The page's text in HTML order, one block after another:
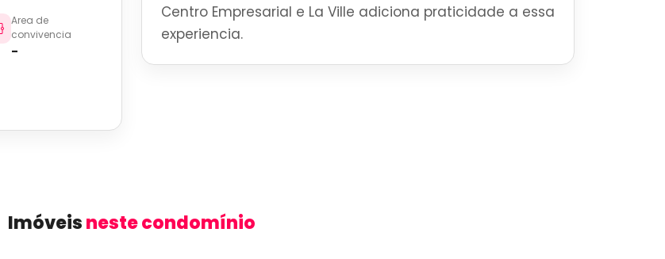
Area de
convivencia
-
Centro Empresarial e La Ville adiciona praticidade a essa
experiencia.
Imóveisneste condomínio